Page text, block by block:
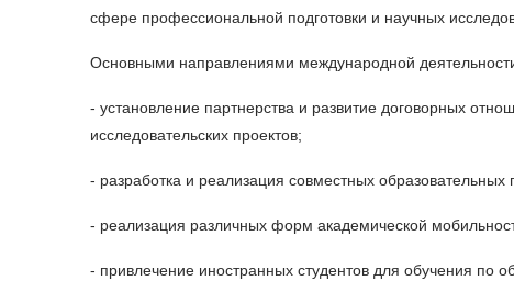
сфере профессиональной подготовки и научных
Основными направлениями международной
- установление партнерства и развитие договорных
исследовательских проектов;
- разработка и реализация совместных
- реализация различных форм академической
- привлечение иностранных студентов для обучения